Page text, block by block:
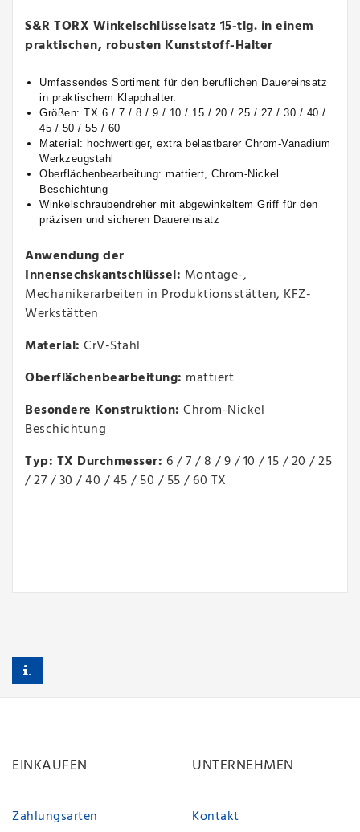
S&R TORX Winkelschlüsselsatz 15-tlg. in einem
praktischen, robusten Kunststoff-Halter
Umfassendes Sortiment für den beruflichen Dauereinsatz
in praktischem Klapphalter.
Größen: TX 6 / 7 / 8 / 9 / 10 / 15 / 20 / 25 / 27 / 30 / 40 /
45 / 50 / 55 / 60
Material: hochwertiger, extra belastbarer Chrom-Vanadium
Werkzeugstahl
Oberflächenbearbeitung: mattiert, Chrom-Nickel
Beschichtung
Winkelschraubendreher mit abgewinkeltem Griff für den
präzisen und sicheren Dauereinsatz
Anwendung der
Innensechskantschlüssel: Montage-,
Mechanikerarbeiten in Produktionsstätten, KFZ-
Werkstätten
Material: CrV-Stahl
Oberflächenbearbeitung: mattiert
Besondere Konstruktion: Chrom-Nickel
Beschichtung
Typ: TX Durchmesser: 6 / 7 / 8 / 9 / 10 / 15 / 20 / 25
/ 27 / 30 / 40 / 45 / 50 / 55 / 60 TX
EINKAUFEN
Zahlungsarten
UNTERNEHMEN
Kontakt